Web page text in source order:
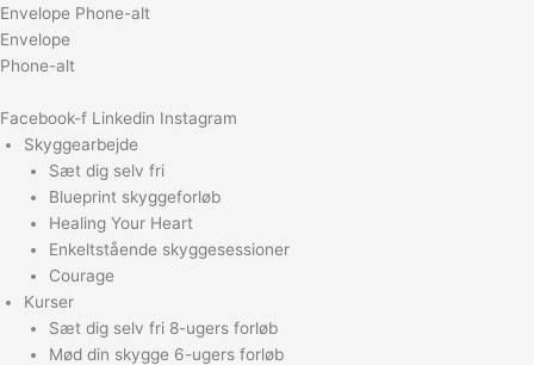
Gå
til
indholdet
Envelope Phone-alt
Envelope
Phone-alt
Facebook-f Linkedin Instagram
Skyggearbejde
Sæt dig selv fri
Blueprint skyggeforløb
Healing Your Heart
Enkeltstående skyggesessioner
Courage
Kurser
Sæt dig selv fri 8-ugers forløb
Mød din skygge 6-ugers forløb